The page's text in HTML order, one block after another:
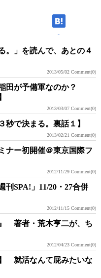
-
。」を読んで、あとの４
2013/05/02 Comment(0)
田が予備軍なのか？
2013/03/07 Comment(0)
で決まる。裏話１】
2013/02/21 Comment(0)
ナー初開催＠東京国際フ
2012/11/29 Comment(0)
刊SPA!」11/20・27合併
2012/11/15 Comment(0)
著者・荒木亨二が、ち
2012/04/23 Comment(0)
就活なんて屁みたいな